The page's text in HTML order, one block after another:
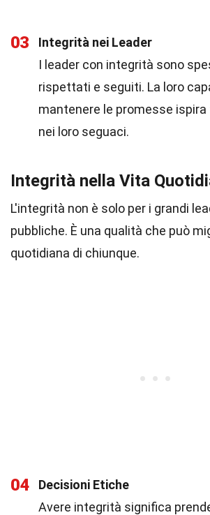
03
Integrità nei Leader
I leader con integrità sono
rispettati e seguiti. La loro
mantenere le promesse
nei loro seguaci.
Integrità nella Vita
L'integrità non è solo per i grandi
pubbliche. È una qualità che può
quotidiana di chiunque.
04
Decisioni Etiche
Avere integrità significa